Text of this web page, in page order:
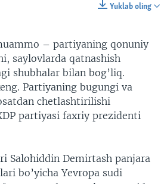
Yuklab oling
– partiyaning qonuniy
saylovlarda qatnashish
shubhalar bilan bog’liq.
Partiyaning bugungi va
chetlashtirilishi
partiyasi faxriy prezidenti
Salohiddin Demirtash panjara
bo’yicha Yevropa sudi